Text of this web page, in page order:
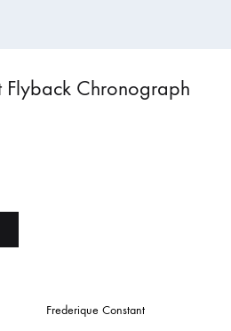
Flyback Chronograph
Frederique Constant